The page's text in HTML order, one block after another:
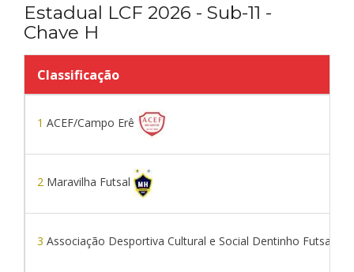
Estadual LCF 2026 - Sub-11 -
Chave H
Classificação
1 ACEF/Campo Erê
2 Maravilha Futsal
3 Associação Desportiva Cultural e Social Dentinho Futsal